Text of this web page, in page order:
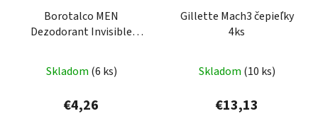
Borotalco MEN
Dezodorant Invisible
Skladom (6 ks)
€4,26
Gillette Mach3 čepieľky
4ks
Skladom (10 ks)
€13,13